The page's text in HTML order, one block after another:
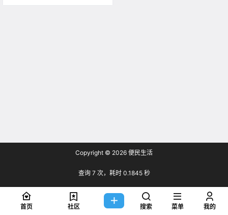
Copyright © 2026 便民生活
查询 7 次，耗时 0.1845 秒
首页 社区 搜索 菜单 我的